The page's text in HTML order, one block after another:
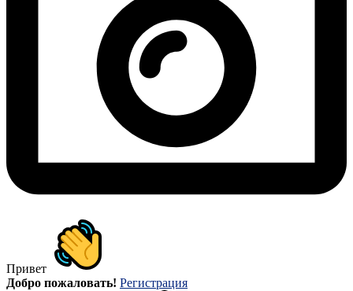
Привет
Добро пожаловать! Регистрация